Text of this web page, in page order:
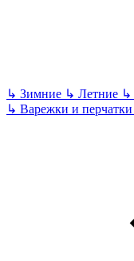
↳ Зимние ↳ Летние ↳
↳ Варежки и перчатки